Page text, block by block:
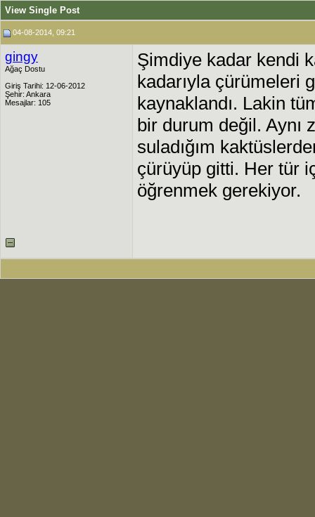
View Single Post
04-08-2014, 09:21
gingy
Ağaç Dostu
Giriş Tarihi: 12-06-2012
Şehir: Ankara
Mesajlar: 105
Şimdiye kadar kendi
kadarıyla çürümeleri
kaynaklandı. Lakin
bir durum değil. Aynı
suladığım
çürüyüp gitti. Her tür
öğrenmek gerekiyor.